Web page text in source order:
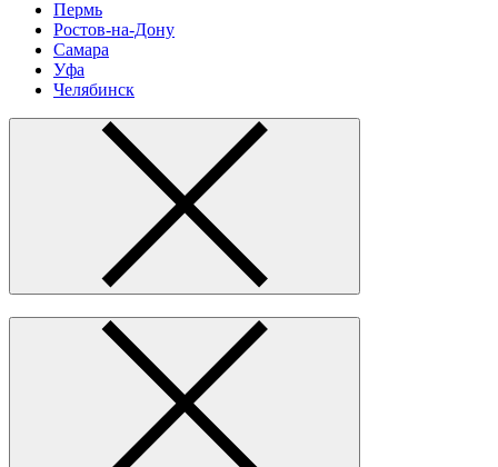
Пермь
Ростов-на-Дону
Самара
Уфа
Челябинск